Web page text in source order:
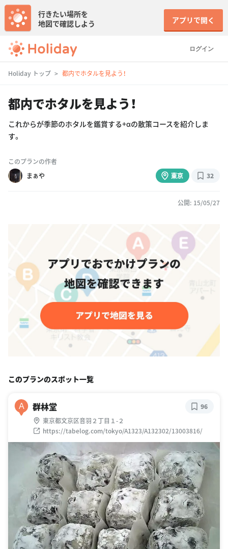
ログイン
行きたい場所を
地図で確認しよう
アプリで開く
Holiday トップ 都内でホタルを見よう！
都内でホタルを見よう！
これからが季節のホタルを鑑賞する+αの散策コースを紹介しま
す。
このプランの作者
まぁや
東京 32
公開: 15/05/27
このプランのスポット一覧
A 群林堂
東京都文京区音羽２丁目１-２
https://tabelog.com/tokyo/A1323/A132302/13003816/
96